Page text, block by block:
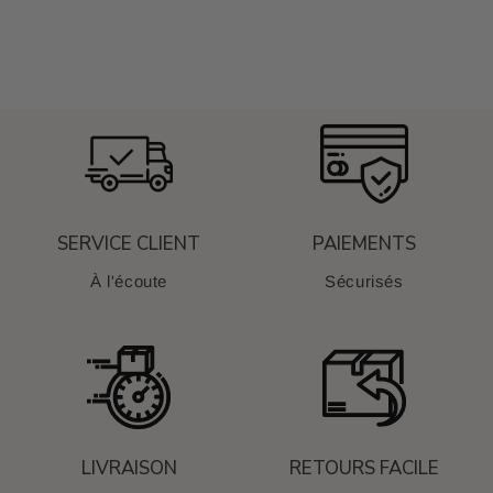
SERVICE CLIENT
À l'écoute
PAIEMENTS
Sécurisés
LIVRAISON RETOURS FACILE